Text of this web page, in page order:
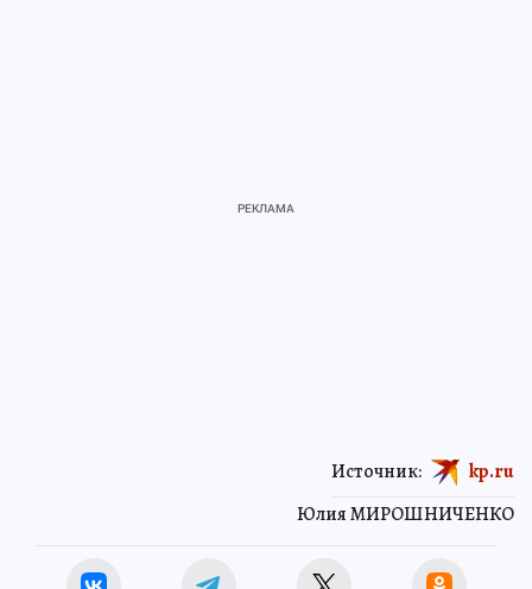
Юлия МИРОШНИЧЕНКО
Источник: kp.ru